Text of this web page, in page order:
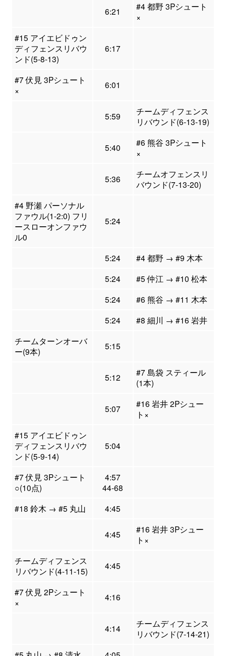
6:21
#4 都野 3Pシュート
×
#15 アイエビドゥン
ディフェンスリバウ
ンド(5-8-13)
6:17
#7 伏見 3Pシュート
×
6:01
5:59
チームディフェンス
リバウンド(6-13-19)
5:40
#6 熊谷 3Pシュート
×
5:36
チームオフェンスリ
バウンド(7-13-20)
#4 野瀬 パーソナル
ファウル(1-2:0) フリ
ースローオンファウ
ル0
5:24
5:24
#4 都野 → #9 木本
5:24
#5 仲江 → #10 松本
5:24
#6 熊谷 → #11 木本
5:24
#8 細川 → #16 岩井
チームターンオーバ
ー(9本)
5:15
5:12
#7 島袋 スティール
(1本)
5:07
#16 岩井 2Pシュー
ト×
#15 アイエビドゥン
ディフェンスリバウ
ンド(5-9-14)
5:04
#7 伏見 3Pシュート
○(10点)
4:57
44-68
#18 鈴木 → #5 丸山
4:45
4:45
#16 岩井 3Pシュー
ト×
チームディフェンス
リバウンド(4-11-15)
4:45
#7 伏見 2Pシュート
×
4:16
4:14
チームディフェンス
リバウンド(7-14-21)